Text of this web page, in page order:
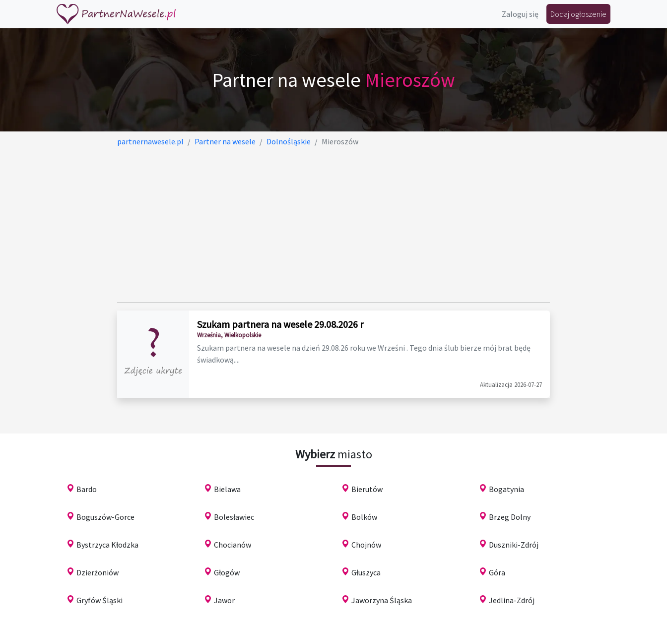
Zaloguj się Dodaj ogłoszenie
Partner na weseleMieroszów
partnernawesele.pl Partner na wesele Dolnośląskie Mieroszów
Szukam partnera na wesele 29.08.2026 r
Września, Wielkopolskie
Szukam partnera na wesele na dzień 29.08.26 roku we Wrześni . Tego dnia ślub bierze mój brat będę
świadkową....
Aktualizacja 2026-07-27
Wybierzmiasto
Bardo Bielawa Bierutów Bogatynia
Boguszów-Gorce Bolesławiec Bolków Brzeg Dolny
Bystrzyca Kłodzka Chocianów Chojnów Duszniki-Zdrój
Dzierżoniów Głogów Głuszyca Góra
Gryfów Śląski Jawor Jaworzyna Śląska Jedlina-Zdrój